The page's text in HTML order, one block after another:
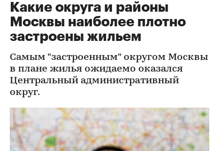
Какие округа и районы
Москвы наиболее плотно
застроены жильем
Самым "застроенным" округом Москвы
в плане жилья ожидаемо оказался
Центральный административный
округ.